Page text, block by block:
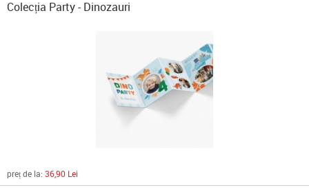
Colecția Party - Dinozauri
preț de la: 36,90 Lei